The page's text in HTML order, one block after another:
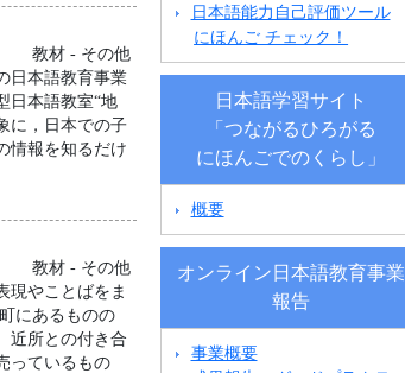
教材 - その他
日本語教育事業
日本語教室“地
に，日本での子
情報を知るだけ
教材 - その他
現やことばをま
あるものの
所との付き合
ているもの
日本語能力自己評価ツール
にほんご チェック！
日本語学習サイト
「つながるひろがる
にほんごでのくらし」
概要
オンライン日本語教育事業
報告
事業概要